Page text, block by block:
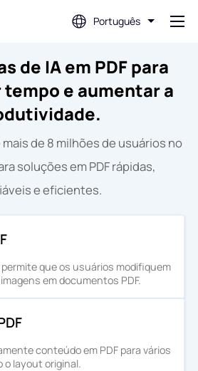
Português
de IA em PDF para
e aumentar a
de 8 milhões de usuários no
soluções em PDF rápidas,
e eficientes.
permite que os usuários modifiquem
em documentos PDF.
conteúdo em PDF para vários
o layout original.